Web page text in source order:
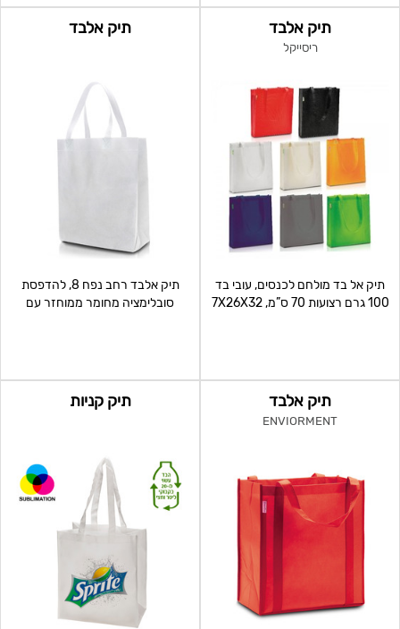
תיק אלבד
ריסייקל
תיק אל בד מולחם לכנסים, עובי בד
100 גרם רצועות 70 ס”מ, 7X26X32
תיק אלבד
תיק אלבד רחב נפח 8, להדפסת
סובלימציה מחומר ממוחזר עם
תיק אלבד
ENVIORMENT
תיק קניות